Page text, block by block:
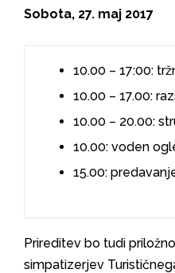
Sobota, 27. maj 2017
10.00 – 17:00:
10.00 – 17.00:
10.00 – 20.00:
10.00: voden
15.00:
Prireditev bo tudi
simpatizerjev